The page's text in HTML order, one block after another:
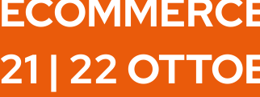
21 | 22